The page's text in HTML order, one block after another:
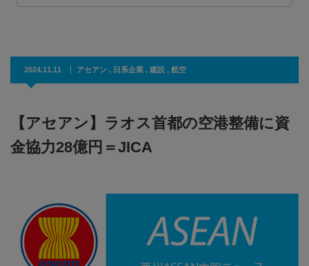
2024.11.11 アセアン , 日系企業 , 建設 , 航空
【アセアン】ラオス首都の空港整備に資
金協力28億円＝JICA